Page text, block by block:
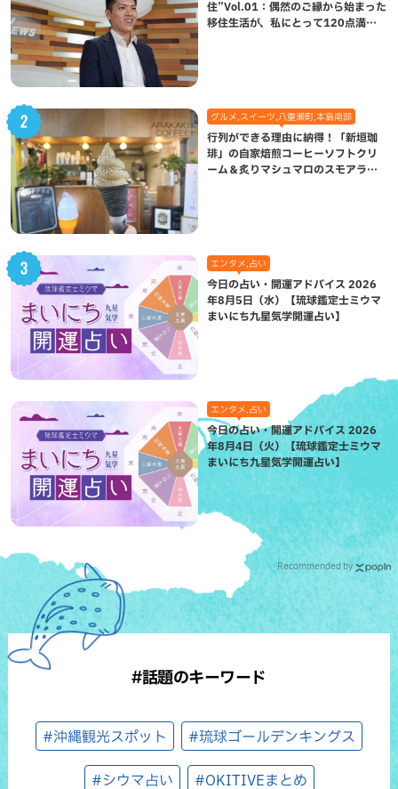
住”Vol.01：偶然のご縁から始まった
移住生活が、私にとって120点満点
グルメ,スイーツ,八重瀬町,本島南部
行列ができる理由に納得！「新垣珈
琲」の自家焙煎コーヒーソフトクリ
ーム＆炙りマシュマロのスモアラテ
エンタメ,占い
今日の占い・開運アドバイス 2026
年8月5日（水）【琉球鑑定士ミウマ
まいにち九星気学開運占い】
エンタメ,占い
今日の占い・開運アドバイス 2026
年8月4日（火）【琉球鑑定士ミウマ
まいにち九星気学開運占い】
Recommended by
#話題のキーワード
#沖縄観光スポット #琉球ゴールデンキングス
#シウマ占い #OKITIVEまとめ